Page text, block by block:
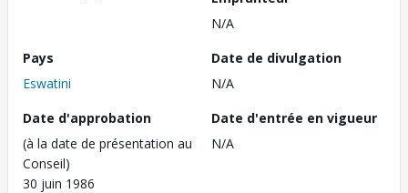
N/A
Pays
Eswatini
Date de divulgation
N/A
Date d'approbation
(à la date de présentation au
Conseil)
30 juin 1986
Date d'entrée en vigueur
N/A